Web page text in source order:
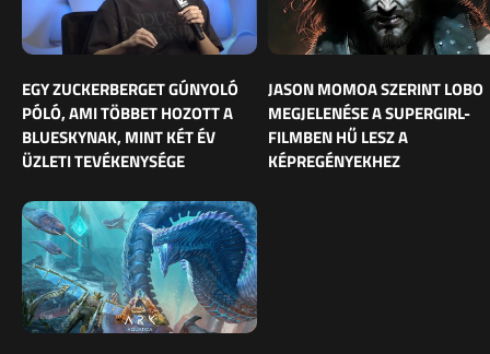
EGY ZUCKERBERGET GÚNYOLÓ
PÓLÓ, AMI TÖBBET HOZOTT A
BLUESKYNAK, MINT KÉT ÉV
ÜZLETI TEVÉKENYSÉGE
JASON MOMOA SZERINT LOBO
MEGJELENÉSE A SUPERGIRL-
FILMBEN HŰ LESZ A
KÉPREGÉNYEKHEZ